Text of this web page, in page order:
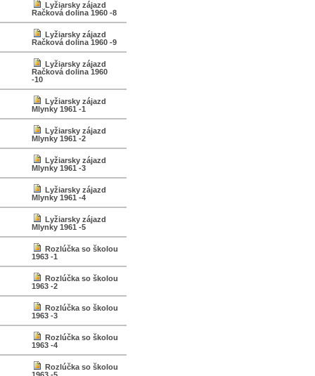
Lyžiarsky zájazd
Račková dolina 1960 -8
Lyžiarsky zájazd
Račková dolina 1960 -9
Lyžiarsky zájazd
Račková dolina 1960
-10
Lyžiarsky zájazd
Mlynky 1961 -1
Lyžiarsky zájazd
Mlynky 1961 -2
Lyžiarsky zájazd
Mlynky 1961 -3
Lyžiarsky zájazd
Mlynky 1961 -4
Lyžiarsky zájazd
Mlynky 1961 -5
Rozlúčka so školou
1963 -1
Rozlúčka so školou
1963 -2
Rozlúčka so školou
1963 -3
Rozlúčka so školou
1963 -4
Rozlúčka so školou